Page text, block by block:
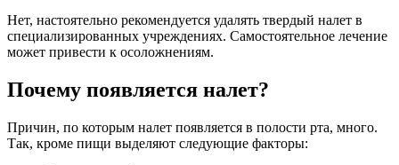
Нет, настоятельно рекомендуется удалять твердый налет в
специализированных учреждениях. Самостоятельное лечение
может привести к осоложнениям.
Почему появляется налет?
Причин, по которым налет появляется в полости рта, много.
Так, кроме пищи выделяют следующие факторы: